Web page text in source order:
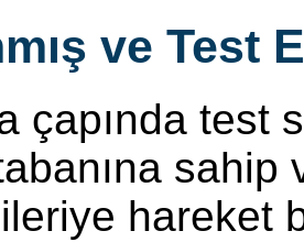
ve Test
çapında test
hareket